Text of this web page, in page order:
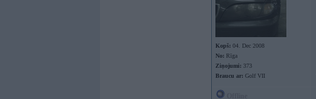
Kopš: 04. Dec 2008
No: Rīga
Ziņojumi: 373
Braucu ar: Golf VII